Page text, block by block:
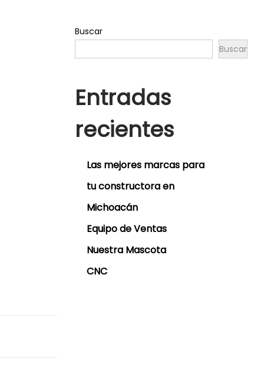
Buscar
Buscar
Entradas
recientes
Las mejores marcas para
tu constructora en
Michoacán
Equipo de Ventas
Nuestra Mascota
CNC